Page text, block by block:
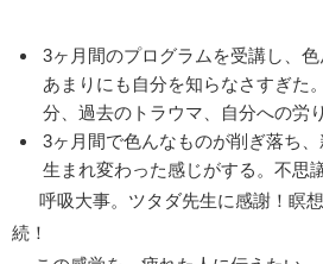
3ヶ月間のプログラムを受講し、色
あまりにも自分を知らなさすぎ
分、過去のトラウマ、自分への労
3ヶ月間で色んなものが削ぎ落ち、
生まれ変わった感じがする。不思
呼吸大事。ツタダ先生に感謝！瞑
続！